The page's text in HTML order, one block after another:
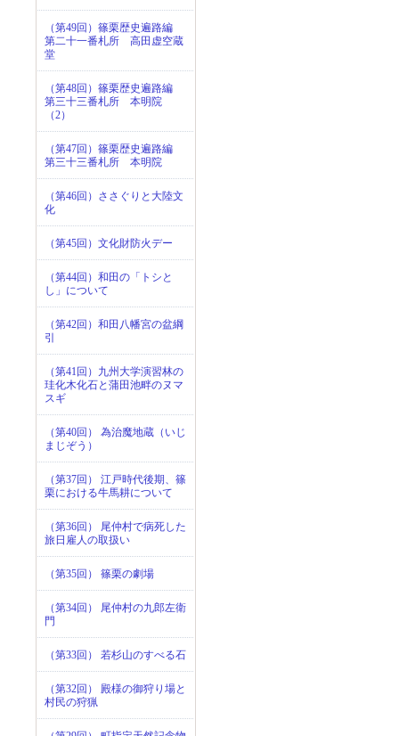
（第49回）篠栗歴史遍路編
第二十一番札所 高田虚空蔵
堂
（第48回）篠栗歴史遍路編
第三十三番札所 本明院
（2）
（第47回）篠栗歴史遍路編
第三十三番札所 本明院
（第46回）ささぐりと大陸文
化
（第45回）文化財防火デー
（第44回）和田の「トシと
し」について
（第42回）和田八幡宮の盆綱
引
（第41回）九州大学演習林の
珪化木化石と蒲田池畔のヌマ
スギ
（第40回） 為治魔地蔵（いじ
まじぞう）
（第37回） 江戸時代後期、篠
栗における牛馬耕について
（第36回） 尾仲村で病死した
旅日雇人の取扱い
（第35回） 篠栗の劇場
（第34回） 尾仲村の九郎左衛
門
（第33回） 若杉山のすべる石
（第32回） 殿様の御狩り場と
村民の狩猟